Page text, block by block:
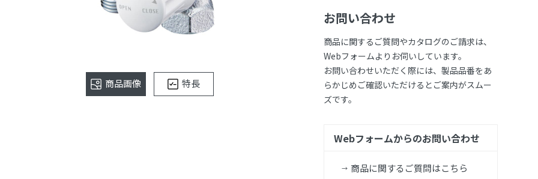
商品画像 特長
お問い合わせ
商品に関するご質問やカタログのご請求は、
Webフォームよりお伺いしています。
お問い合わせいただく際には、製品品番をあ
らかじめご確認いただけるとご案内がスムー
ズです。
Webフォームからのお問い合わせ
商品に関するご質問はこちら